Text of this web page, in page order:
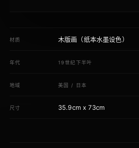
材质 木版画（纸本水墨设色）
年代 19世纪下半叶
地域 美国 / 日本
尺寸 35.9cm x 73cm